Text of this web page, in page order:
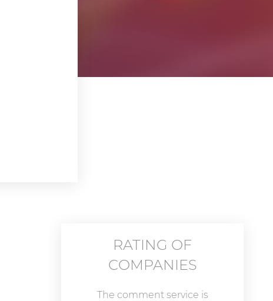
RATING OF
COMPANIES
The comment service is